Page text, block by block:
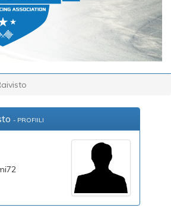
- PROFIILI